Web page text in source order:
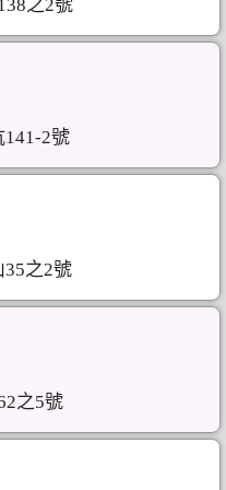
之2號
2號
之2號
之5號